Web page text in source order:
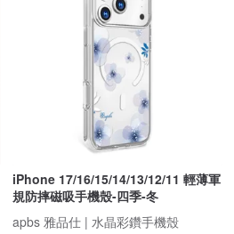
iPhone 17/16/15/14/13/12/11 輕薄軍
規防摔磁吸手機殼-四季-冬
apbs 雅品仕 | 水晶彩鑽手機殼